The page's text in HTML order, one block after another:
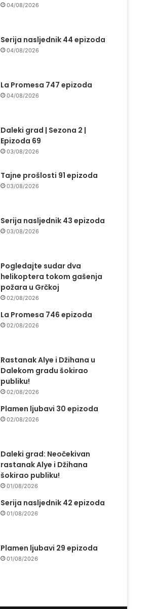
04/08/2026
Serija nasljednik 44 epizoda
04/08/2026
La Promesa 747 epizoda
04/08/2026
Daleki grad | Sezona 2 |
Epizoda 69
03/08/2026
Tajne prošlosti 91 epizoda
03/08/2026
Serija nasljednik 43 epizoda
03/08/2026
Pogledajte sudar dva
helikoptera tokom gašenja
požara u Grčkoj
02/08/2026
La Promesa 746 epizoda
02/08/2026
Rastanak Alye i Džihana u
Dalekom gradu šokirao
publiku!
02/08/2026
Plamen ljubavi 30 epizoda
02/08/2026
Daleki grad: Neočekivan
rastanak Alye i Džihana
šokirao publiku!
01/08/2026
Serija nasljednik 42 epizoda
01/08/2026
Plamen ljubavi 29 epizoda
01/08/2026